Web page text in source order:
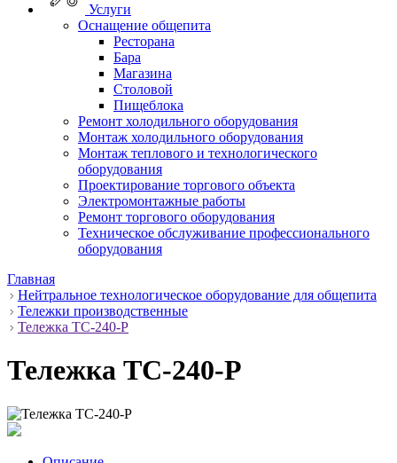
Услуги
Оснащение общепита
Ресторана
Бара
Магазина
Столовой
Пищеблока
Ремонт холодильного оборудования
Монтаж холодильного оборудования
Монтаж теплового и технологического
оборудования
Проектирование торгового объекта
Электромонтажные работы
Ремонт торгового оборудования
Техническое обслуживание профессионального
оборудования
Главная
Нейтральное технологическое оборудование для общепита
Тележки производственные
Тележка ТС-240-Р
Тележка ТС-240-Р